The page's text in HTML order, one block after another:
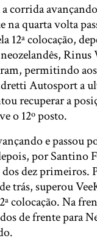
corrida
quarta volta
12ª colocação,
Rinus
permitindo
Autosport a
recuperar a
o 12º posto.
e passou
por Santino
dez primeiros.
trás, superou
colocação. Na
de frente para